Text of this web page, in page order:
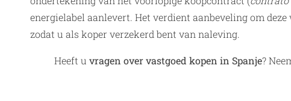
energielabel aanlevert. Het verdient aanbeveling om
zodat u als koper verzekerd bent van naleving.
Heeft u vragen over vastgoed kopen in Spanje?